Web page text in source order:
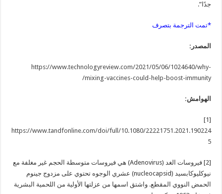
جدًا”.
*تمت الترجمة بتصرف
المصدر:
https://www.technologyreview.com/2021/05/06/1024640/why-
mixing-vaccines-could-help-boost-immunity/
الهوامش:
[1]
https://www.tandfonline.com/doi/full/10.1080/22221751.2021.190224
5
[2] فيروسات الغد (Adenovirus) هي فيروسات متوسطة الحجم غير مغلفة مع
نيوكليوكابسيد (nucleocapsid) عشري الوجوه تحتوي على مزدوج جينوم
الحمض النووي المقطع. واشتق اسمها من عزلتها الأولية من اللحمية البشرية